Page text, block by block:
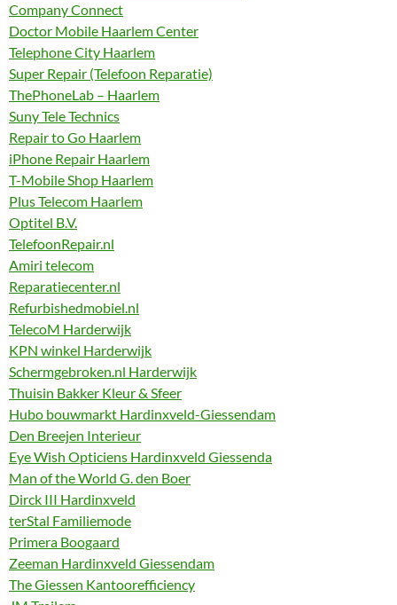
Company Connect
Doctor Mobile Haarlem Center
Telephone City Haarlem
Super Repair (Telefoon Reparatie)
ThePhoneLab – Haarlem
Suny Tele Technics
Repair to Go Haarlem
iPhone Repair Haarlem
T-Mobile Shop Haarlem
Plus Telecom Haarlem
Optitel B.V.
TelefoonRepair.nl
Amiri telecom
Reparatiecenter.nl
Refurbishedmobiel.nl
TelecoM Harderwijk
KPN winkel Harderwijk
Schermgebroken.nl Harderwijk
Thuisin Bakker Kleur & Sfeer
Hubo bouwmarkt Hardinxveld-Giessendam
Den Breejen Interieur
Eye Wish Opticiens Hardinxveld Giessenda
Man of the World G. den Boer
Dirck III Hardinxveld
terStal Familiemode
Primera Boogaard
Zeeman Hardinxveld Giessendam
The Giessen Kantoorefficiency